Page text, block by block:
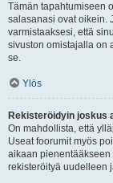
Tämän tapahtumiseen
salasanasi ovat oikein.
varmistaaksesi, että
sivuston omistajalla on
se.
Ylös
Rekisteröidyin joskus
On mahdollista, että
Useat foorumit myös
aikaan pienentääkseen
rekisteröityä uudelleen